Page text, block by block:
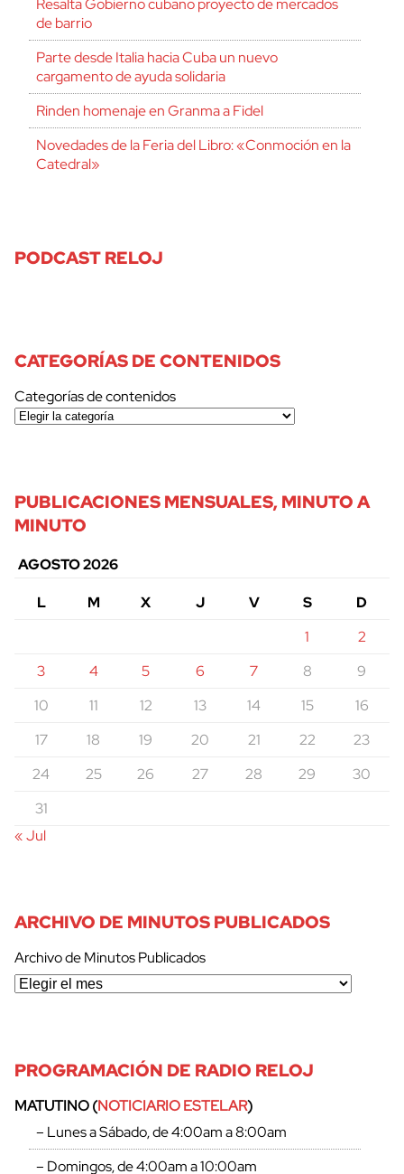
Resalta Gobierno cubano proyecto de mercados
de barrio
Parte desde Italia hacia Cuba un nuevo
cargamento de ayuda solidaria
Rinden homenaje en Granma a Fidel
Novedades de la Feria del Libro: «Conmoción en la
Catedral»
PODCAST RELOJ
CATEGORÍAS DE CONTENIDOS
Categorías de contenidos
PUBLICACIONES MENSUALES, MINUTO A
MINUTO
AGOSTO 2026
L
M X J V S
D
1
2
3
4 5 6 7 8
9
10
11 12 13 14 15
16
17
18 19 20 21 22
23
24
25 26 27 28 29
30
31
« Jul
ARCHIVO DE MINUTOS PUBLICADOS
Archivo de Minutos Publicados
PROGRAMACIÓN DE RADIO RELOJ
MATUTINO (NOTICIARIO ESTELAR)
– Lunes a Sábado, de 4:00am a 8:00am
– Domingos, de 4:00am a 10:00am